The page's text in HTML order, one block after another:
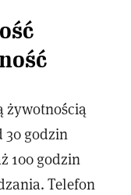
żywotnością
30 godzin
100 godzin
Telefon